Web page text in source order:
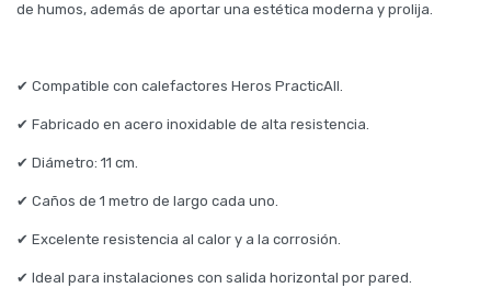
de humos, además de aportar una estética moderna y prolija.
✔ Compatible con calefactores Heros PracticAll.
✔ Fabricado en acero inoxidable de alta resistencia.
✔ Diámetro: 11 cm.
✔ Caños de 1 metro de largo cada uno.
✔ Excelente resistencia al calor y a la corrosión.
✔ Ideal para instalaciones con salida horizontal por pared.